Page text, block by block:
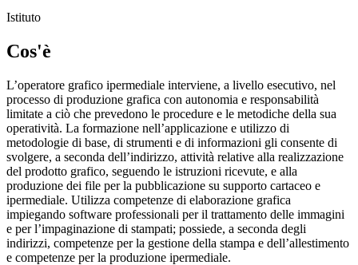
Istituto
Cos'è
L’operatore grafico ipermediale interviene, a livello esecutivo, nel
processo di produzione grafica con autonomia e responsabilità
limitate a ciò che prevedono le procedure e le metodiche della sua
operatività. La formazione nell’applicazione e utilizzo di
metodologie di base, di strumenti e di informazioni gli consente di
svolgere, a seconda dell’indirizzo, attività relative alla realizzazione
del prodotto grafico, seguendo le istruzioni ricevute, e alla
produzione dei file per la pubblicazione su supporto cartaceo e
ipermediale. Utilizza competenze di elaborazione grafica
impiegando software professionali per il trattamento delle immagini
e per l’impaginazione di stampati; possiede, a seconda degli
indirizzi, competenze per la gestione della stampa e dell’allestimento
e competenze per la produzione ipermediale.